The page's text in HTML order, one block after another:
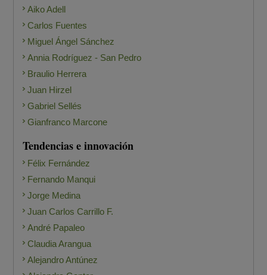
Aiko Adell
Carlos Fuentes
Miguel Ángel Sánchez
Annia Rodríguez - San Pedro
Braulio Herrera
Juan Hirzel
Gabriel Sellés
Gianfranco Marcone
Tendencias e innovación
Félix Fernández
Fernando Manqui
Jorge Medina
Juan Carlos Carrillo F.
André Papaleo
Claudia Arangua
Alejandro Antúnez